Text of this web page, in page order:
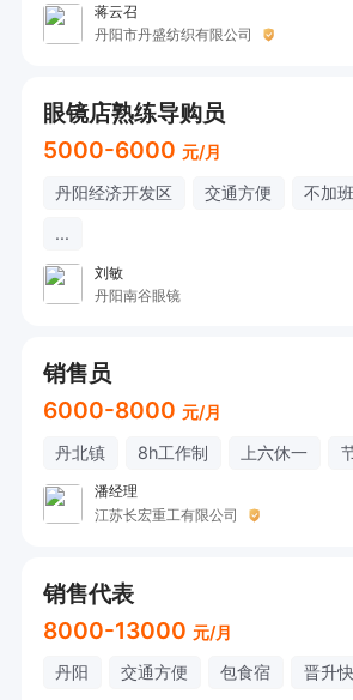
蒋云召
丹阳市丹盛纺织有限公司
眼镜店熟练导购员
5000-6000 元/月
丹阳经济开发区 交通方便 不加班
...
刘敏
丹阳南谷眼镜
销售员
6000-8000 元/月
丹北镇 8h工作制 上六休一
潘经理
江苏长宏重工有限公司
销售代表
8000-13000 元/月
丹阳 交通方便 包食宿 晋升快